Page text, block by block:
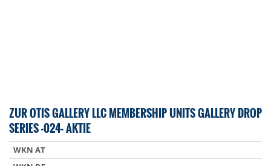
ZUR OTIS GALLERY LLC MEMBERSHIP UNITS GALLERY DROP
SERIES -024- AKTIE
WKN AT